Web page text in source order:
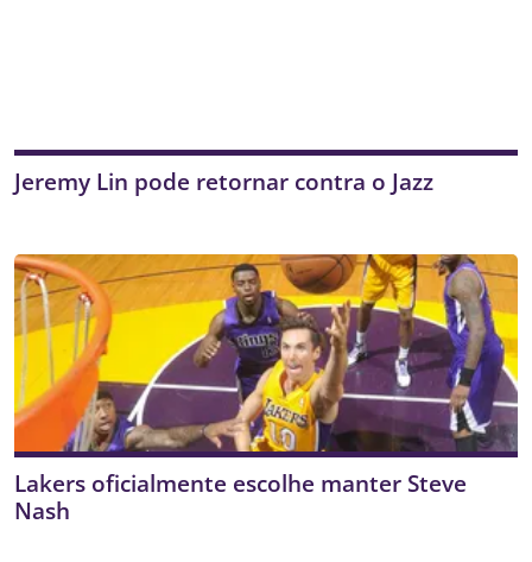
Jeremy Lin pode retornar contra o Jazz
Lakers oficialmente escolhe manter Steve
Nash